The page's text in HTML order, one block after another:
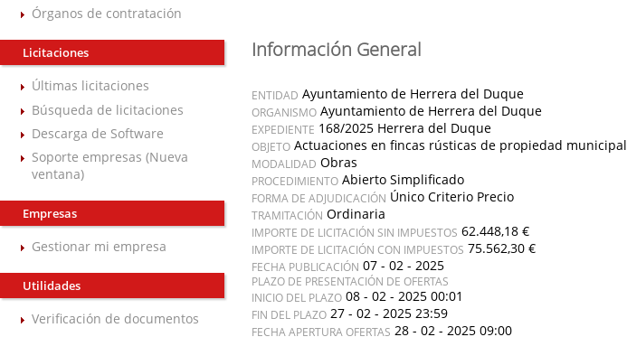
Órganos de contratación
Licitaciones
Últimas licitaciones
Búsqueda de licitaciones
Descarga de Software
Soporte empresas (Nueva
ventana)
Empresas
Gestionar mi empresa
Utilidades
Verificación de documentos
Información General
ENTIDAD Ayuntamiento de Herrera del Duque
ORGANISMO Ayuntamiento de Herrera del Duque
EXPEDIENTE 168/2025 Herrera del Duque
OBJETO Actuaciones en fincas rústicas de propiedad municipal
MODALIDAD Obras
PROCEDIMIENTO Abierto Simplificado
FORMA DE ADJUDICACIÓN Único Criterio Precio
TRAMITACIÓN Ordinaria
IMPORTE DE LICITACIÓN SIN IMPUESTOS 62.448,18 €
IMPORTE DE LICITACIÓN CON IMPUESTOS 75.562,30 €
FECHA PUBLICACIÓN 07 - 02 - 2025
PLAZO DE PRESENTACIÓN DE OFERTAS
INICIO DEL PLAZO 08 - 02 - 2025 00:01
FIN DEL PLAZO 27 - 02 - 2025 23:59
FECHA APERTURA OFERTAS 28 - 02 - 2025 09:00